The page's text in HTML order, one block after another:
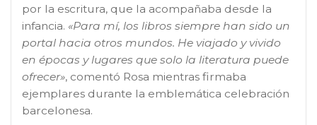
por la escritura, que la acompañaba desde la
infancia. «Para mí, los libros siempre han sido un
portal hacia otros mundos. He viajado y vivido
en épocas y lugares que solo la literatura puede
ofrecer», comentó Rosa mientras firmaba
ejemplares durante la emblemática celebración
barcelonesa.